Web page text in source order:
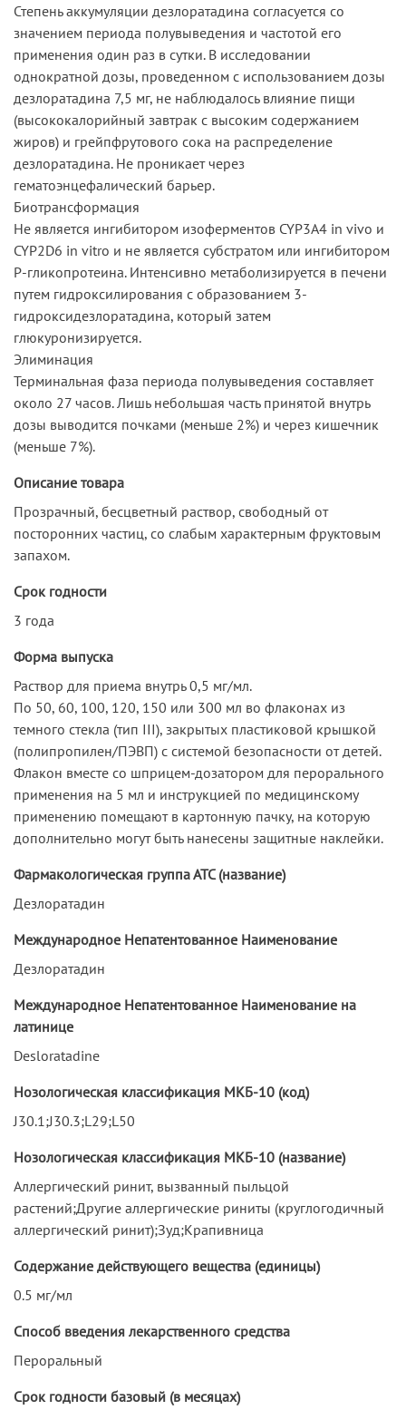
Степень аккумуляции дезлоратадина согласуется со
значением периода полувыведения и частотой его
применения один раз в сутки. В исследовании
однократной дозы, проведенном с использованием дозы
дезлоратадина 7,5 мг, не наблюдалось влияние пищи
(высококалорийный завтрак с высоким содержанием
жиров) и грейпфрутового сока на распределение
дезлоратадина. Не проникает через
гематоэнцефалический барьер.
Биотрансформация
Не является ингибитором изоферментов CYP3A4 in vivo и
CYP2D6 in vitro и не является субстратом или ингибитором
Р-гликопротеина. Интенсивно метаболизируется в печени
путем гидроксилирования с образованием 3-
гидроксидезлоратадина, который затем
глюкуронизируется.
Элиминация
Терминальная фаза периода полувыведения составляет
около 27 часов. Лишь небольшая часть принятой внутрь
дозы выводится почками (меньше 2%) и через кишечник
(меньше 7%).
Описание товара
Прозрачный, бесцветный раствор, свободный от
посторонних частиц, со слабым характерным фруктовым
запахом.
Срок годности
3 года
Форма выпуска
Раствор для приема внутрь 0,5 мг/мл.
По 50, 60, 100, 120, 150 или 300 мл во флаконах из
темного стекла (тип III), закрытых пластиковой крышкой
(полипропилен/ПЭВП) с системой безопасности от детей.
Флакон вместе со шприцем-дозатором для перорального
применения на 5 мл и инструкцией по медицинскому
применению помещают в картонную пачку, на которую
дополнительно могут быть нанесены защитные наклейки.
Фармакологическая группа АТС (название)
Дезлоратадин
Международное Непатентованное Наименование
Дезлоратадин
Международное Непатентованное Наименование на
латинице
Desloratadine
Нозологическая классификация МКБ-10 (код)
J30.1;J30.3;L29;L50
Нозологическая классификация МКБ-10 (название)
Аллергический ринит, вызванный пыльцой
растений;Другие аллергические риниты (круглогодичный
аллергический ринит);Зуд;Крапивница
Содержание действующего вещества (единицы)
0.5 мг/мл
Способ введения лекарственного средства
Пероральный
Срок годности базовый (в месяцах)